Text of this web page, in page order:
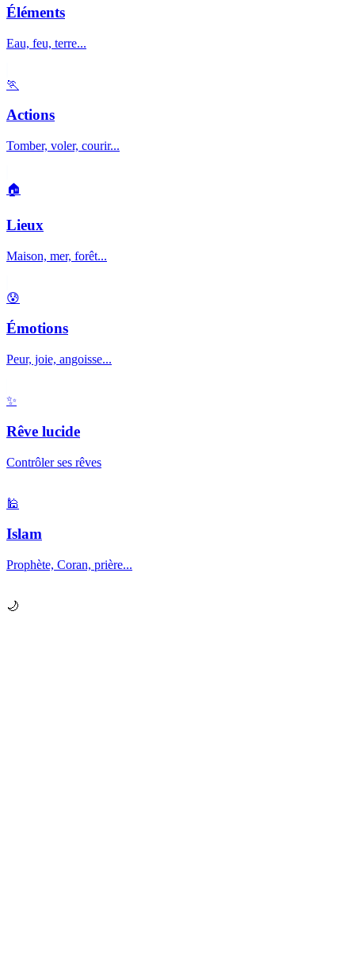
Éléments
Eau, feu, terre...
🏃
Actions
Tomber, voler, courir...
🏠
Lieux
Maison, mer, forêt...
😰
Émotions
Peur, joie, angoisse...
✨
Rêve lucide
Contrôler ses rêves
🕌
Islam
Prophète, Coran, prière...
🌙